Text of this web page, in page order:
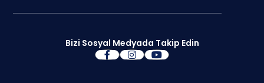
Bizi Sosyal Medyada Takip Edin